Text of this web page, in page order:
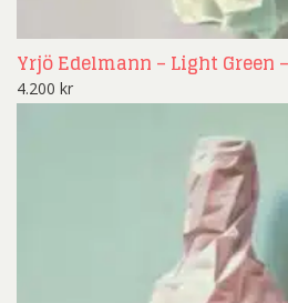
Yrjö Edelmann – Light Green
4.200 kr